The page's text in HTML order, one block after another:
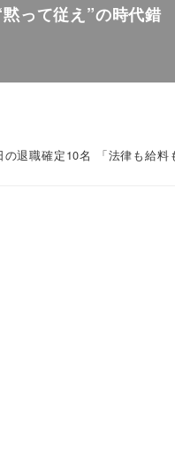
って従え”の時代錯
の退職確定10名 「法律も給料